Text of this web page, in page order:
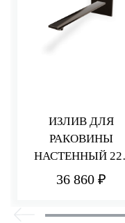
ИЗЛИВ ДЛЯ
РАКОВИНЫ
НАСТЕННЫЙ
ММ Q30
36 860 ₽